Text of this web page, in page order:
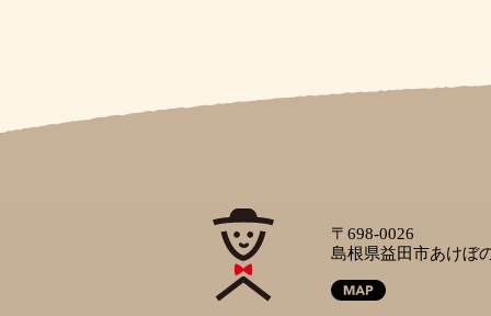
〒698-0026
島根県益田市あけぼ